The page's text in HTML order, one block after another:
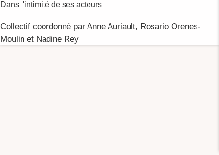
Dans l'intimité de ses acteurs
Collectif coordonné par Anne Auriault, Rosario Orenes-
Moulin et Nadine Rey